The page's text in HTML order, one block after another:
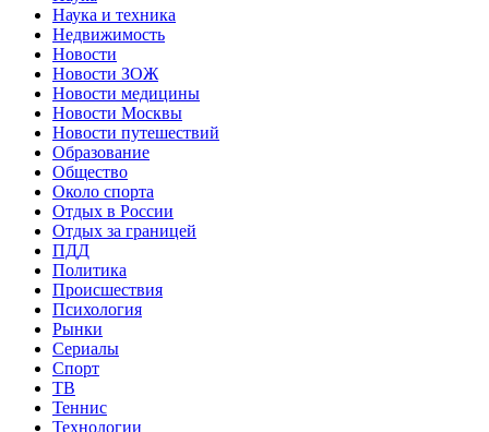
Наука и техника
Недвижимость
Новости
Новости ЗОЖ
Новости медицины
Новости Москвы
Новости путешествий
Образование
Общество
Около спорта
Отдых в России
Отдых за границей
ПДД
Политика
Происшествия
Психология
Рынки
Сериалы
Спорт
ТВ
Теннис
Технологии